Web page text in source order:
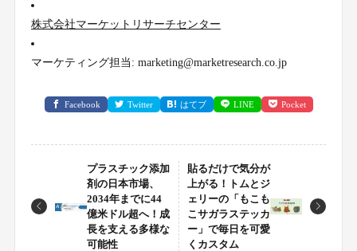
株式会社マーケットリサーチセンター
マーケティング担当: marketing@marketresearch.co.jp
Facebook Twitter はてブ LINE Pocket
プラスチック添加
剤の日本市場、
2034年までに44
億米ドル超へ！成
長を支える多様な
可能性
貼るだけで気分が
上がる！トムとジ
ェリーの「もこも
こサガラステッカ
ー」で毎日を可愛
くカスタム